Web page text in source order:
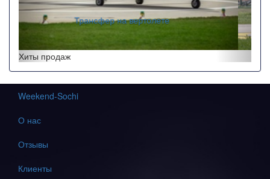
Перелеты по краю
Хиты продаж
Weekend-Sochi
О нас
Отзывы
Клиенты